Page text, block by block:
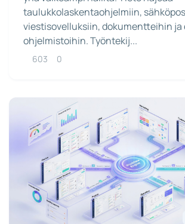
taulukkolaskentaohjelmiin,
viestisovelluksiin, dokumentteihin ja
ohjelmistoihin. Työntekij...
603 0